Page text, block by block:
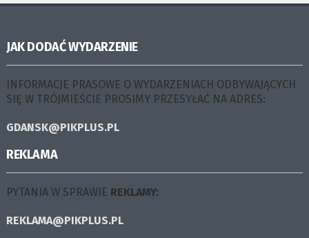
JAK DODAĆ WYDARZENIE
INFORMACJE PRASOWE O WYDARZENIACH ODBYWAJĄCYCH
SIĘ W TRÓJMIEŚCIE PROSIMY PRZESYŁAĆ NA ADRES:
GDANSK@PIKPLUS.PL
REKLAMA
PYTANIA W SPRAWIE REKLAMY:
REKLAMA@PIKPLUS.PL